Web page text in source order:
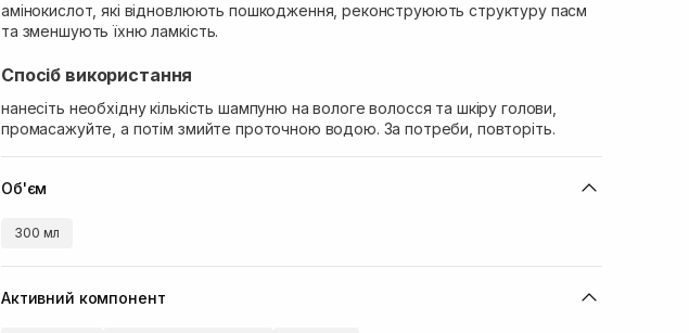
амінокислот, які відновлюють пошкодження, реконструюють структуру пасм
та зменшують їхню ламкість.
Спосіб використання
нанесіть необхідну кількість шампуню на вологе волосся та шкіру голови,
промасажуйте, а потім змийте проточною водою. За потреби, повторіть.
Об'єм
300 мл
Активний компонент